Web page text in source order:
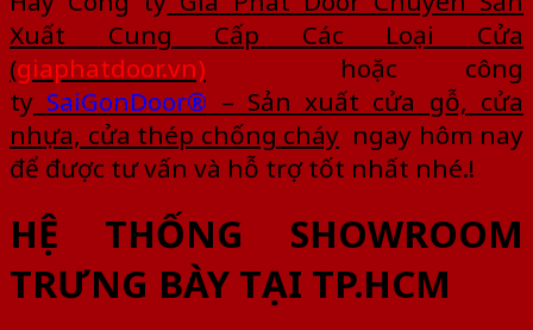
Xuất Cung Cấp Các Loại Cửa
(giaphatdoor.vn) hoặc công
ty SaiGonDoor® – Sản xuất cửa gỗ, cửa
nhựa, cửa thép chống cháy ngay hôm nay
để được tư vấn và hỗ trợ tốt nhất nhé.!
HỆ THỐNG SHOWROOM
TRƯNG BÀY TẠI TP.HCM